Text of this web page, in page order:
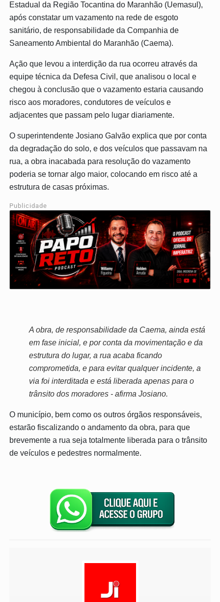
Estadual da Região Tocantina do Maranhão (Uemasul),
após constatar um vazamento na rede de esgoto
sanitário, de responsabilidade da Companhia de
Saneamento Ambiental do Maranhão (Caema).
Ação que levou a interdição da rua ocorreu através da
equipe técnica da Defesa Civil, que analisou o local e
chegou à conclusão que o vazamento estaria causando
risco aos moradores, condutores de veículos e
adjacentes que passam pelo lugar diariamente.
O superintendente Josiano Galvão explica que por conta
da degradação do solo, e dos veículos que passavam na
rua, a obra inacabada para resolução do vazamento
poderia se tornar algo maior, colocando em risco até a
estrutura de casas próximas.
Publicidade
A obra, de responsabilidade da Caema, ainda está
em fase inicial, e por conta da movimentação e da
estrutura do lugar, a rua acaba ficando
comprometida, e para evitar qualquer incidente, a
via foi interditada e está liberada apenas para o
trânsito dos moradores - afirma Josiano.
O município, bem como os outros órgãos responsáveis,
estarão fiscalizando o andamento da obra, para que
brevemente a rua seja totalmente liberada para o trânsito
de veículos e pedestres normalmente.